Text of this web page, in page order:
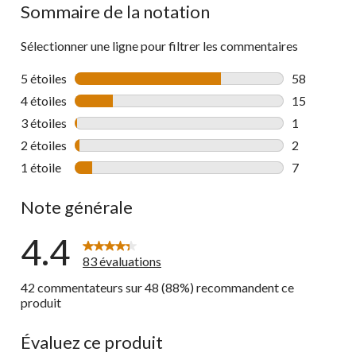
Sommaire de la notation
Sélectionner une ligne pour filtrer les commentaires
5 étoiles étoiles
58
58
4 étoiles étoiles
15
15
3 étoiles étoiles
1
1
2 étoiles étoiles
2
2
1 étoile étoiles
7
Note générale
4.4
83 évaluations
42 commentateurs sur 48 (88%) recommandent ce
produit
Évaluez ce produit